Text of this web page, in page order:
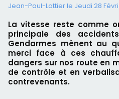
Jean-Paul-Lottier le Jeudi 28
La vitesse reste comme
principale des
Gendarmes mènent au
merci face à ces
dangers sur nos route en
de contrôle et en
contrevenants.